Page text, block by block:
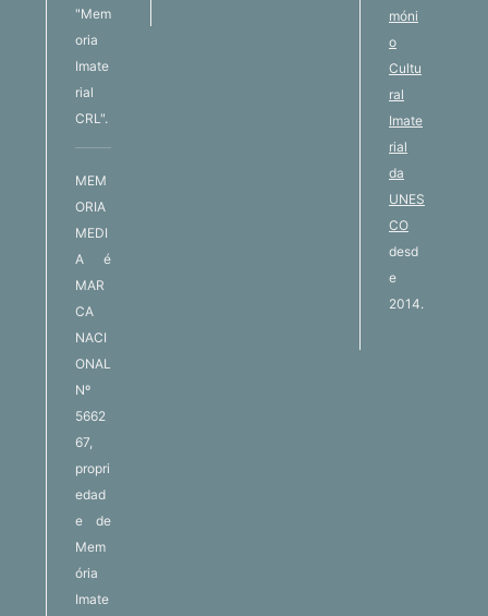
"Mem
oria
Imate
rial
CRL".
MEM
ORIA
MEDI
A é
MAR
CA
NACI
ONAL
Nº
5662
67,
propri
edad
e de
Mem
ória
Imate
móni
o
Cultu
ral
Imate
rial
da
UNES
CO
desd
e
2014.